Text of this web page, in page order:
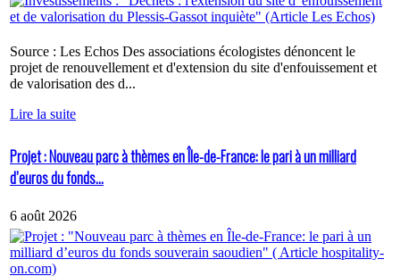
Source : Les Echos Des associations écologistes dénoncent le
projet de renouvellement et d'extension du site d'enfouissement et
de valorisation des d...
Lire la suite
Projet : Nouveau parc à thèmes en Île-de-France: le pari à un milliard
d’euros du fonds...
6 août 2026